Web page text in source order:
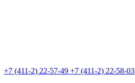
+7 (411-2) 22-57-49 +7 (411-2) 22-58-03